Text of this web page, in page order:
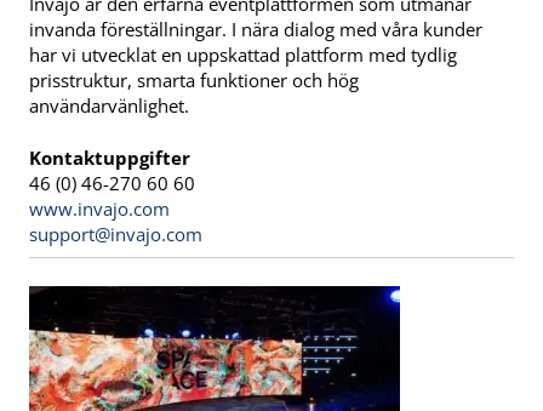
invanda föreställningar. I nära dialog med våra kunder
har vi utvecklat en uppskattad plattform med tydlig
prisstruktur, smarta funktioner och hög
användarvänlighet.
Kontaktuppgifter
46 (0) 46-270 60 60
www.invajo.com
support@invajo.com